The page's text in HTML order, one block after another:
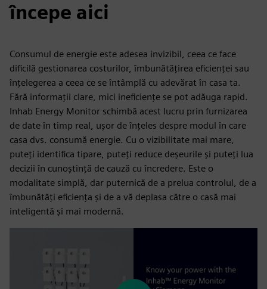
începe aici
Consumul de energie este adesea invizibil, ceea ce face
dificilă gestionarea costurilor, îmbunătățirea eficienței sau
înțelegerea a ceea ce se întâmplă cu adevărat în casa ta.
Fără informații clare, mici ineficiențe se pot adăuga rapid.
Inhab Energy Monitor schimbă acest lucru prin furnizarea
de date în timp real, ușor de înțeles despre modul în care
casa dvs. consumă energie. Cu o vizibilitate mai mare,
puteți identifica tipare, puteți reduce deșeurile și puteți lua
decizii în cunoștință de cauză cu încredere. Este o
modalitate simplă, dar puternică de a prelua controlul, de a
îmbunătăți eficiența și de a vă deplasa către o casă mai
inteligentă și mai modernă.